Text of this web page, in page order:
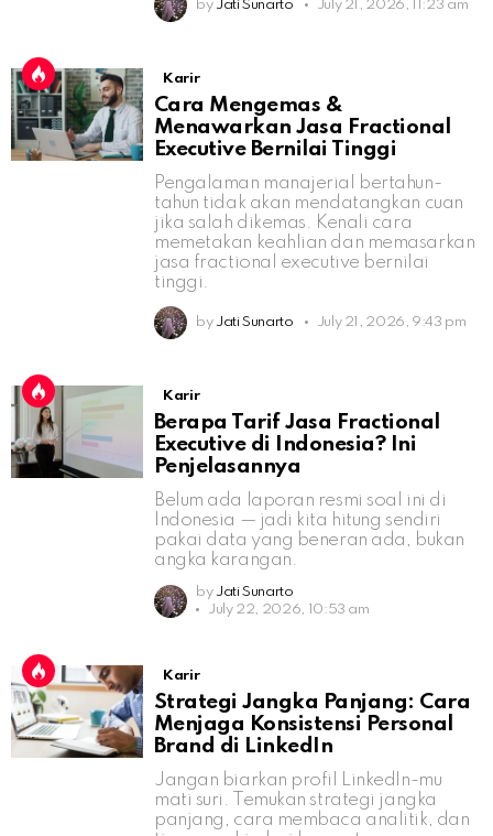
by Jati Sunarto July 21, 2026, 11:23 am
Karir
Cara Mengemas &
Menawarkan Jasa Fractional
Executive Bernilai Tinggi
Pengalaman manajerial bertahun-
tahun tidak akan mendatangkan cuan
jika salah dikemas. Kenali cara
memetakan keahlian dan memasarkan
jasa fractional executive bernilai
tinggi.
by Jati Sunarto July 21, 2026, 9:43 pm
Karir
Berapa Tarif Jasa Fractional
Executive di Indonesia? Ini
Penjelasannya
Belum ada laporan resmi soal ini di
Indonesia — jadi kita hitung sendiri
pakai data yang beneran ada, bukan
angka karangan.
by Jati Sunarto
July 22, 2026, 10:53 am
Karir
Strategi Jangka Panjang: Cara
Menjaga Konsistensi Personal
Brand di LinkedIn
Jangan biarkan profil LinkedIn-mu
mati suri. Temukan strategi jangka
panjang, cara membaca analitik, dan